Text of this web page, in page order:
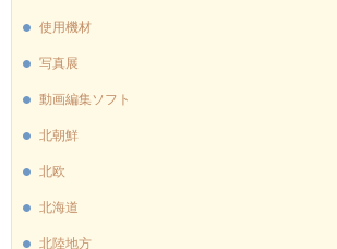
使用機材
写真展
動画編集ソフト
北朝鮮
北欧
北海道
北陸地方